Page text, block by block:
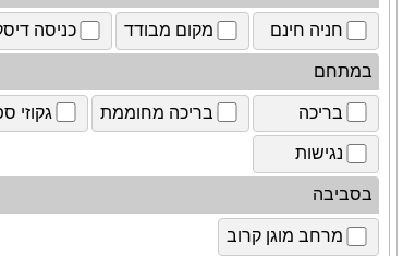
חניה חינם מקום מבודד כניסה
במתחם
בריכה בריכה מחוממת גקוזי
נגישות
בסביבה
מרחב מוגן קרוב